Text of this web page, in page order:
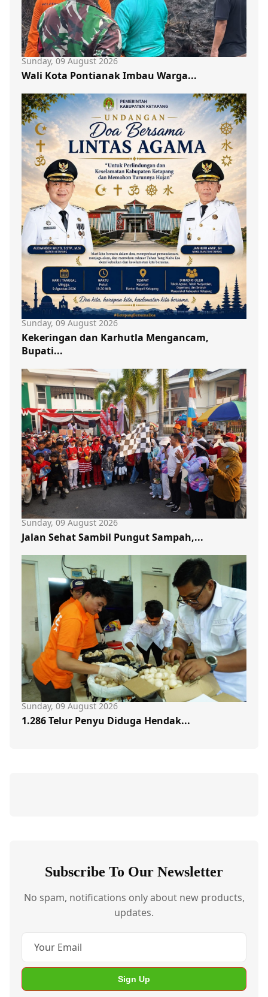
Sunday, 09 August 2026
Wali Kota Pontianak Imbau Warga...
Sunday, 09 August 2026
Kekeringan dan Karhutla Mengancam,
Bupati...
Sunday, 09 August 2026
Jalan Sehat Sambil Pungut Sampah,...
Sunday, 09 August 2026
1.286 Telur Penyu Diduga Hendak...
Subscribe To Our Newsletter
No spam, notifications only about new products,
updates.
Sign Up